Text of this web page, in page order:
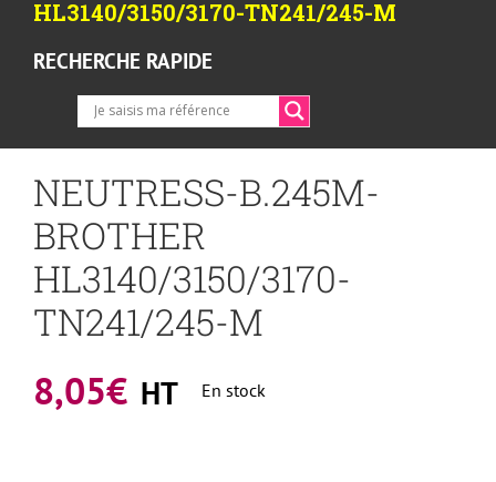
HL3140/3150/3170-TN241/245-M
RECHERCHE RAPIDE
NEUTRESS-B.245M-
BROTHER
HL3140/3150/3170-
TN241/245-M
8,05€ HT En stock